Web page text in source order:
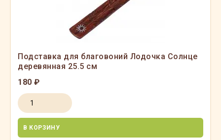
Подставка для благовоний Лодочка Солнце
деревянная 25.5 см
180 ₽
В КОРЗИНУ